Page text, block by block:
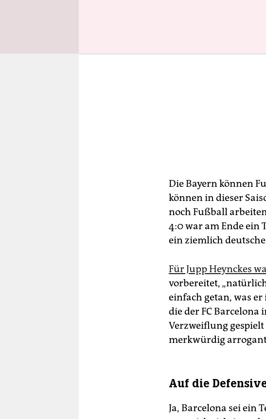
Die Bayern können
können in dieser
noch Fußball
4:0 war am Ende ein
ein ziemlich
Für Jupp Heynckes
vorbereitet,
einfach getan, was
die der FC Barcelona
Verzweiflung
merkwürdig
Auf die
Ja, Barcelona sei ein